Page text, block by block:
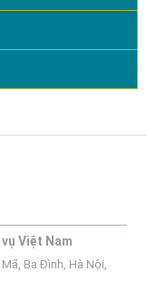
Việt Nam
Ba Đình, Hà Nội,